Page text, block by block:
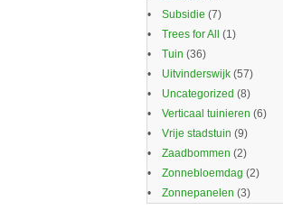
Subsidie (7)
Trees for All
(1)
Tuin (36)
Uitvinderswijk(57)
Uncategorized (8)
Verticaal tuinieren (6)
Vrije stadstuin (9)
Zaadbommen (2)
Zonnebloemdag (2)
Zonnepanelen (3)